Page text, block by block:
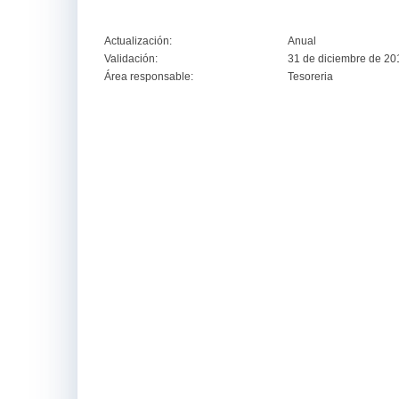
Actualización:
Anual
Validación:
31 de diciembre de
Área responsable:
Tesoreria